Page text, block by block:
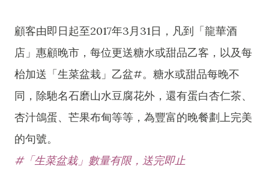
顧客由即日起至2017年3月31日，凡到「龍華酒
店」惠顧晚市，每位更送糖水或甜品乙客，以及每
枱加送「生菜盆栽」乙盆#。糖水或甜品每晚不
同，除馳名石磨山水豆腐花外，還有蛋白杏仁茶、
杏汁鴿蛋、芒果布甸等等，為豐富的晚餐劃上完美
的句號。
#「生菜盆栽」數量有限，送完即止